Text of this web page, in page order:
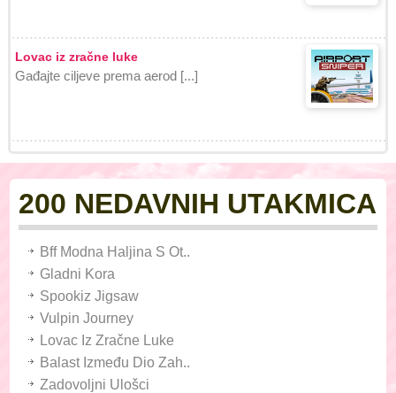
Lovac iz zračne luke
Gađajte ciljeve prema aerod [...]
200 NEDAVNIH UTAKMICA
Bff Modna Haljina S Ot..
Gladni Kora
Spookiz Jigsaw
Vulpin Journey
Lovac Iz Zračne Luke
Balast Između Dio Zah..
Zadovoljni Ulošci